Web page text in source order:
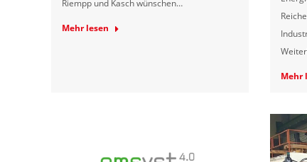
Riempp und Kasch wünschen…
Mehr lesen
Mehr